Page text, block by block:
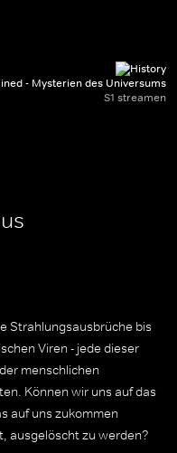
- Mysterien des Universums
S1 streamen
Strahlungsausbrüche bis
Viren - jede dieser
menschlichen
Können wir uns auf das
auf uns zukommen
ausgelöscht zu werden?